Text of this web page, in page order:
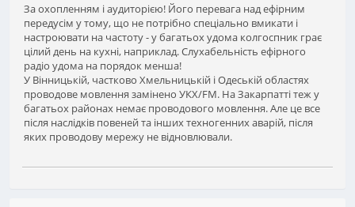
За охопленням і аудиторією! Його перевага над ефірним
передусім у тому, що не потрібно спеціально вмикати і
настроювати на частоту - у багатьох удома колгоспник грає
цілий день на кухні, наприклад. Слухабельність ефірного
радіо удома на порядок менша!
У Вінницькій, частково Хмельницькій і Одеській областях
проводове мовлення замінено УКХ/FM. На Закарпатті теж у
багатьох районах немає проводового мовлення. Але це все
після наслідків повеней та інших техногенних аварій, після
яких проводову мережу не відновлювали.